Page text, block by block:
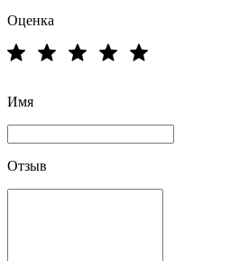
Оценка
Имя
Отзыв